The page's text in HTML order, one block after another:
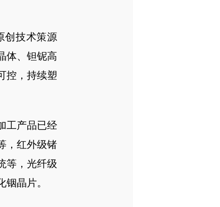
创技术策源
体、钽铌高
控，持续塑
工产品已经
，红外级锗
等，光纤级
晶片。